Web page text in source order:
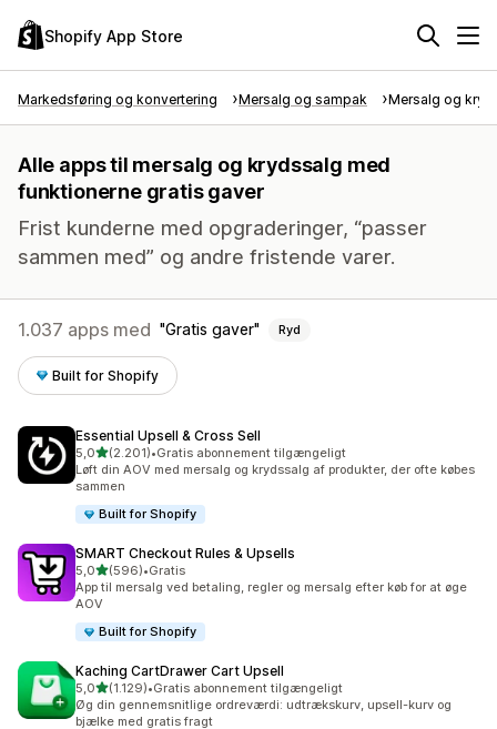
Shopify App Store
Markedsføring og konvertering Mersalg og sampak Mersalg og
Alle apps til mersalg og krydssalg med
funktionerne gratis gaver
Frist kunderne med opgraderinger, “passer
sammen med” og andre fristende varer.
1.037 apps med Gratis gaver Ryd
Built for Shopify
Essential Upsell & Cross Sell
5,0ud af 5 stjerner
(2.201)
2201 anmeldelser i alt
•Gratis abonnement tilgængeligt
Løft din AOV med mersalg og krydssalg af produkter, der ofte købes
sammen
Built for Shopify
SMART Checkout Rules & Upsells
5,0ud af 5 stjerner
(596)
596 anmeldelser i alt
•Gratis
App til mersalg ved betaling, regler og mersalg efter køb for at øge
AOV
Built for Shopify
Kaching CartDrawer Cart Upsell
5,0ud af 5 stjerner
(1.129)
1129 anmeldelser i alt
•Gratis abonnement tilgængeligt
Øg din gennemsnitlige ordreværdi: udtrækskurv, upsell-kurv og
bjælke med gratis fragt